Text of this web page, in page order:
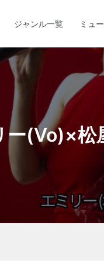
ジャンル一覧 ミュ
(Vo)×